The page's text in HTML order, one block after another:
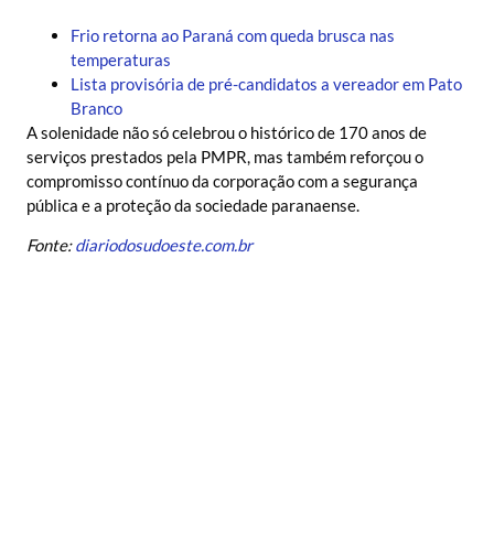
Frio retorna ao Paraná com queda brusca nas
temperaturas
Lista provisória de pré-candidatos a vereador em Pato
Branco
A solenidade não só celebrou o histórico de 170 anos de
serviços prestados pela PMPR, mas também reforçou o
compromisso contínuo da corporação com a segurança
pública e a proteção da sociedade paranaense.
Fonte:diariodosudoeste.com.br